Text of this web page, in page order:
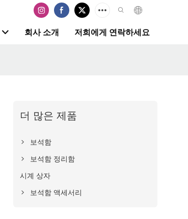
회사 소개 저희에게 연락하세요
더 많은 제품
보석함
보석함 정리함
시계 상자
보석함 액세서리